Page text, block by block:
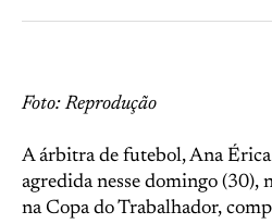
Foto: Reprodução
A árbitra de futebol, Ana
agredida nesse domingo (30),
na Copa do Trabalhador,